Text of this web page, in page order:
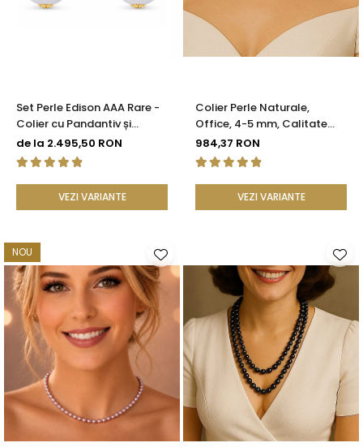
Set Perle Edison AAA Rare -
Colier cu Pandantiv și
Cercei cu Aur Galben 14K,
Perle Naturale 12,5-13 mm |
de la 2.495,50 RON
VEZI VARIANTE
Colier Perle Naturale,
Office, 4-5 mm, Calitate
AAA, Aur 14K | KASKADDA®
984,37 RON
VEZI VARIANTE
NOU